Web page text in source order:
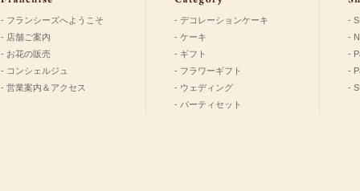
- フランシーズへようこそ
- 店舗ご案内
- お花の販売
- コンシェルジュ
- 営業案内＆アクセス
- デコレーションケーキ
- ケーキ
- ギフト
- フラワーギフト
- ウェディング
- パーティセット
-
-
-
-
-